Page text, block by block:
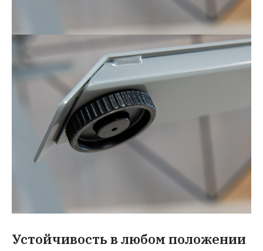
Устойчивость в любом положении